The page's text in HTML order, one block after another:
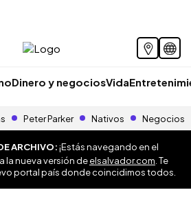
Dinero y negociosVida
Peter Parker Nativos Negocios
ARCHIVO:¡Estás navegando en el
la nueva versión deelsalvador.com . Te
portal país donde coincidimos todos.